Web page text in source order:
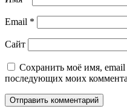
Email *
Сайт
Сохранить моё имя, email
последующих моих